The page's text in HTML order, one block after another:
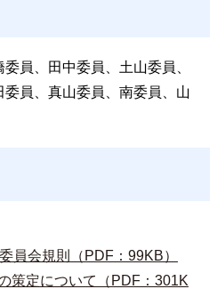
員、田中委員、土山委員、
員、真山委員、南委員、山
員会規則（PDF：99KB）
策定について（PDF：301K